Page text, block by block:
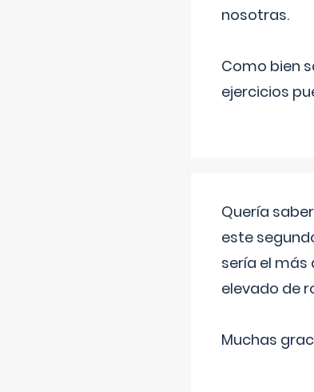
nosotras.
Como bien
ejercicios
Quería
este
sería el
elevado de
Muchas